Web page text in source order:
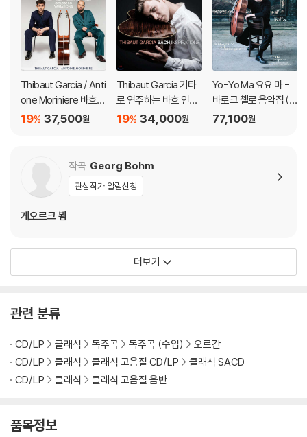
Thibaut Garcia / Anti
one Moriniere 바흐:
골드베르크 변주곡 (B
37,500원
19%
Thibaut Garcia 기타
로 연주하는 바흐 인스
퍼레이션 (Bach Inspir
34,000원
19%
Yo-Yo Ma 요요 마 -
바로크 첼로 음악집 (Si
mply Baroque) [청록
77,100원
작곡 Georg Bohm
관심작가 알림신청
게오르크 뵘
더보기
관련 분류
CD/LP 클래식 독주곡 독주곡 (수입)
오르간
CD/LP
클래식 클래식 고음질 CD/LP
클래식 SACD
CD/LP
클래식 클래식 고음질 음반
품목정보